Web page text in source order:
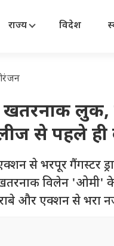
राज्य विदेश
लुक,
से पहले
से भरपूर गैंगस्टर
विलेन 'ओमी' के
और एक्शन से भरा